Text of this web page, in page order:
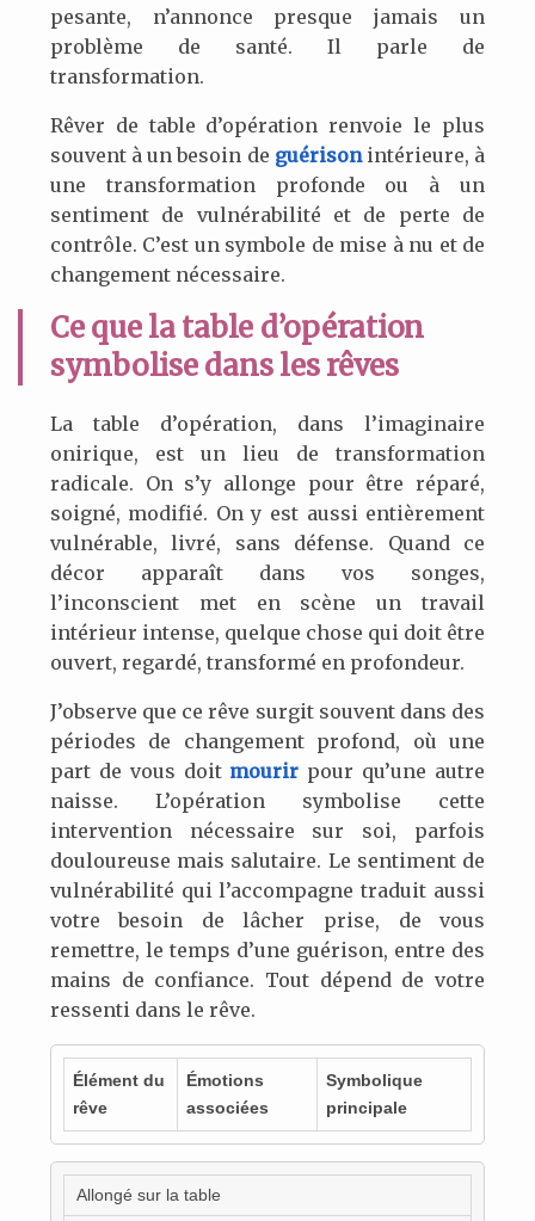
pesante, n’annonce presque jamais un
problème de santé. Il parle de
transformation.
Rêver de table d’opération renvoie le plus
souvent à un besoin de guérisonintérieure, à
une transformation profonde ou à un
sentiment de vulnérabilité et de perte de
contrôle. C’est un symbole de mise à nu et de
changement nécessaire.
Ce que la table d’opération
symbolise dans les rêves
La table d’opération, dans l’imaginaire
onirique, est un lieu de transformation
radicale. On s’y allonge pour être réparé,
soigné, modifié. On y est aussi entièrement
vulnérable, livré, sans défense. Quand ce
décor apparaît dans vos songes,
l’inconscient met en scène un travail
intérieur intense, quelque chose qui doit être
ouvert, regardé, transformé en profondeur.
J’observe que ce rêve surgit souvent dans des
périodes de changement profond, où une
part de vous doit mourir pour qu’une autre
naisse. L’opération symbolise cette
intervention nécessaire sur soi, parfois
douloureuse mais salutaire. Le sentiment de
vulnérabilité qui l’accompagne traduit aussi
votre besoin de lâcher prise, de vous
remettre, le temps d’une guérison, entre des
mains de confiance. Tout dépend de votre
ressenti dans le rêve.
Élément du
rêve
Émotions
associées
Symbolique
principale
Allongé sur la table